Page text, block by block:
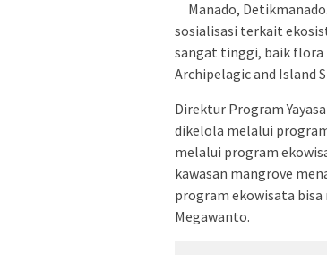
Manado,
sosialisasi terkait
sangat tinggi, baik flora
Archipelagic and Island
Direktur Program
dikelola melalui
melalui program
kawasan mangrove
program ekowisata
Megawanto.